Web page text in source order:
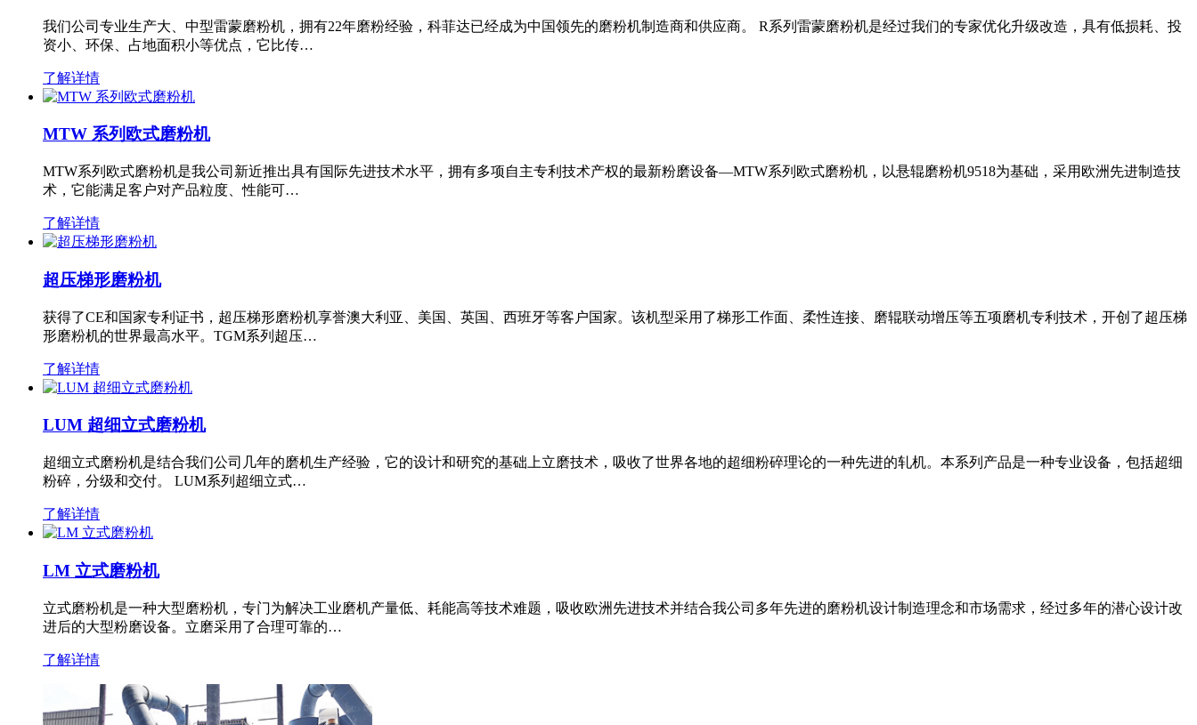
我们公司专业生产大、中型雷蒙磨粉机，拥有22年磨粉经验，科菲达已经成为中国领先的磨粉机制造商和供应商。 R系列雷蒙磨粉机是经过我们的专家优化升级改造，具有低损耗、投
资小、环保、占地面积小等优点，它比传…
了解详情
MTW 系列欧式磨粉机
MTW系列欧式磨粉机是我公司新近推出具有国际先进技术水平，拥有多项自主专利技术产权的最新粉磨设备—MTW系列欧式磨粉机，以悬辊磨粉机9518为基础，采用欧洲先进制造技
术，它能满足客户对产品粒度、性能可…
了解详情
超压梯形磨粉机
获得了CE和国家专利证书，超压梯形磨粉机享誉澳大利亚、美国、英国、西班牙等客户国家。该机型采用了梯形工作面、柔性连接、磨辊联动增压等五项磨机专利技术，开创了超压梯
形磨粉机的世界最高水平。TGM系列超压…
了解详情
LUM 超细立式磨粉机
超细立式磨粉机是结合我们公司几年的磨机生产经验，它的设计和研究的基础上立磨技术，吸收了世界各地的超细粉碎理论的一种先进的轧机。本系列产品是一种专业设备，包括超细
粉碎，分级和交付。 LUM系列超细立式…
了解详情
LM 立式磨粉机
立式磨粉机是一种大型磨粉机，专门为解决工业磨机产量低、耗能高等技术难题，吸收欧洲先进技术并结合我公司多年先进的磨粉机设计制造理念和市场需求，经过多年的潜心设计改
进后的大型粉磨设备。立磨采用了合理可靠的…
了解详情